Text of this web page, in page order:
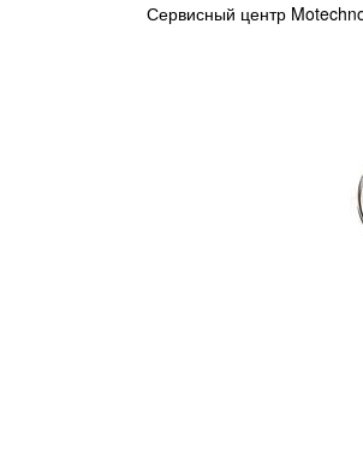
Сервисный центр